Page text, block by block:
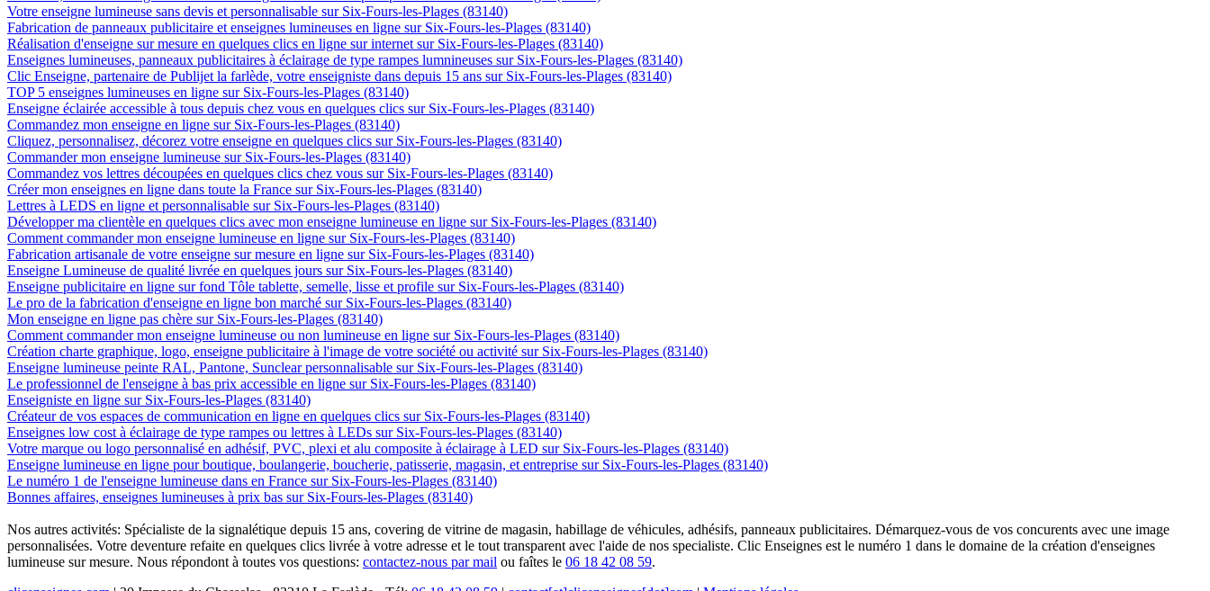
Votre enseigne lumineuse sans devis et personnalisable sur Six-Fours-les-Plages (83140)
Fabrication de panneaux publicitaire et enseignes lumineuses en ligne sur Six-Fours-les-Plages (83140)
Réalisation d'enseigne sur mesure en quelques clics en ligne sur internet sur Six-Fours-les-Plages (83140)
Enseignes lumineuses, panneaux publicitaires à éclairage de type rampes lumnineuses sur Six-Fours-les-Plages (83140)
Clic Enseigne, partenaire de Publijet la farlède, votre enseigniste dans depuis 15 ans sur Six-Fours-les-Plages (83140)
TOP 5 enseignes lumineuses en ligne sur Six-Fours-les-Plages (83140)
Enseigne éclairée accessible à tous depuis chez vous en quelques clics sur Six-Fours-les-Plages (83140)
Commandez mon enseigne en ligne sur Six-Fours-les-Plages (83140)
Cliquez, personnalisez, décorez votre enseigne en quelques clics sur Six-Fours-les-Plages (83140)
Commander mon enseigne lumineuse sur Six-Fours-les-Plages (83140)
Commandez vos lettres découpées en quelques clics chez vous sur Six-Fours-les-Plages (83140)
Créer mon enseignes en ligne dans toute la France sur Six-Fours-les-Plages (83140)
Lettres à LEDS en ligne et personnalisable sur Six-Fours-les-Plages (83140)
Développer ma clientèle en quelques clics avec mon enseigne lumineuse en ligne sur Six-Fours-les-Plages (83140)
Comment commander mon enseigne lumineuse en ligne sur Six-Fours-les-Plages (83140)
Fabrication artisanale de votre enseigne sur mesure en ligne sur Six-Fours-les-Plages (83140)
Enseigne Lumineuse de qualité livrée en quelques jours sur Six-Fours-les-Plages (83140)
Enseigne publicitaire en ligne sur fond Tôle tablette, semelle, lisse et profile sur Six-Fours-les-Plages (83140)
Le pro de la fabrication d'enseigne en ligne bon marché sur Six-Fours-les-Plages (83140)
Mon enseigne en ligne pas chère sur Six-Fours-les-Plages (83140)
Comment commander mon enseigne lumineuse ou non lumineuse en ligne sur Six-Fours-les-Plages (83140)
Création charte graphique, logo, enseigne publicitaire à l'image de votre société ou activité sur Six-Fours-les-Plages (83140)
Enseigne lumineuse peinte RAL, Pantone, Sunclear personnalisable sur Six-Fours-les-Plages (83140)
Le professionnel de l'enseigne à bas prix accessible en ligne sur Six-Fours-les-Plages (83140)
Enseigniste en ligne sur Six-Fours-les-Plages (83140)
Créateur de vos espaces de communication en ligne en quelques clics sur Six-Fours-les-Plages (83140)
Enseignes low cost à éclairage de type rampes ou lettres à LEDs sur Six-Fours-les-Plages (83140)
Votre marque ou logo personnalisé en adhésif, PVC, plexi et alu composite à éclairage à LED sur Six-Fours-les-Plages (83140)
Enseigne lumineuse en ligne pour boutique, boulangerie, boucherie, patisserie, magasin, et entreprise sur Six-Fours-les-Plages (83140)
Le numéro 1 de l'enseigne lumineuse dans en France sur Six-Fours-les-Plages (83140)
Bonnes affaires, enseignes lumineuses à prix bas sur Six-Fours-les-Plages (83140)
Nos autres activités: Spécialiste de la signalétique depuis 15 ans, covering de vitrine de magasin, habillage de véhicules, adhésifs, panneaux publicitaires. Démarquez-vous de vos concurents avec une image
personnalisées. Votre deventure refaite en quelques clics livrée à votre adresse et le tout transparent avec l'aide de nos specialiste. Clic Enseignes est le numéro 1 dans le domaine de la création d'enseignes
lumineuse sur mesure. Nous répondont à toutes vos questions: contactez-nous par mail ou faîtes le 06 18 42 08 59.